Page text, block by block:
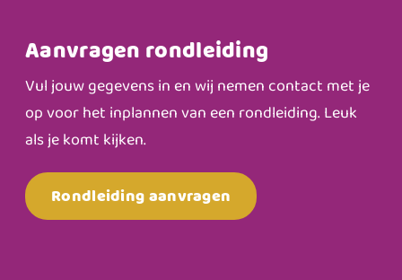
Aanvragen rondleiding
Vul jouw gegevens in en wij nemen contact met je
op voor het inplannen van een rondleiding. Leuk
als je komt kijken.
Rondleiding aanvragen